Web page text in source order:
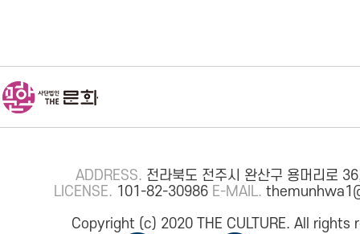
ADDRESS. 전라북도 전주시 완산구 용머리로
LICENSE. 101-82-30986E-MAIL.
Copyright (c) 2020 THE CULTURE. All rights